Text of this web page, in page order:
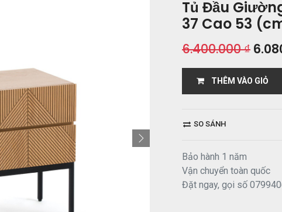
Tủ Đầu
37 Cao 53
6.400.000₫
THÊM VÀO GIỎ
SO SÁNH
Bảo hành 1 năm
Vận chuyển toàn quốc
Đặt ngay, gọi số